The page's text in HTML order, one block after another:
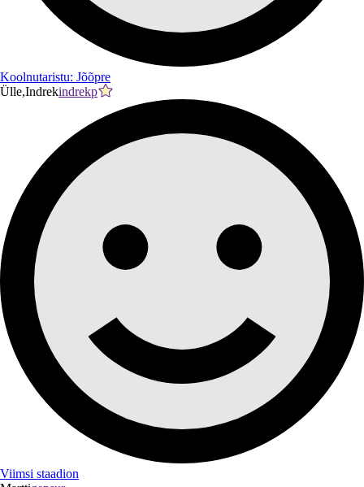
Koolnutaristu: Jõõpre
Ülle,Indrekindrekp
Viimsi staadion